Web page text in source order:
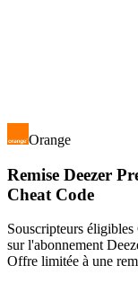
Orange
Remise Deezer
Cheat Code
Souscripteurs
sur l'abonnement
Offre limitée à une